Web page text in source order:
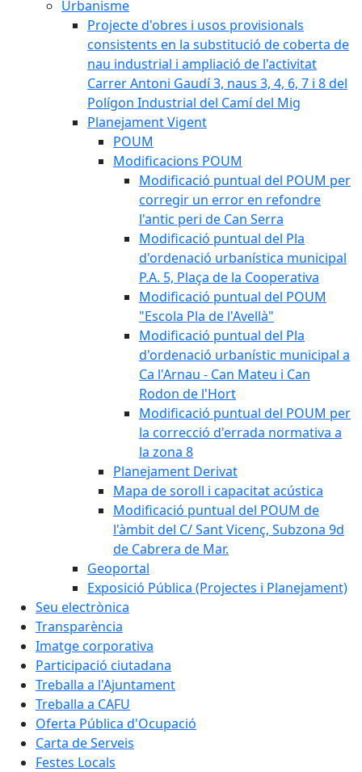
Urbanisme
Projecte d'obres i usos provisionals
consistents en la substitució de coberta de
nau industrial i ampliació de l'activitat
Carrer Antoni Gaudí 3, naus 3, 4, 6, 7 i 8 del
Polígon Industrial del Camí del Mig
Planejament Vigent
POUM
Modificacions POUM
Modificació puntual del POUM per
corregir un error en refondre
l'antic peri de Can Serra
Modificació puntual del Pla
d'ordenació urbanística municipal
P.A. 5, Plaça de la Cooperativa
Modificació puntual del POUM
"Escola Pla de l'Avellà"
Modificació puntual del Pla
d'ordenació urbanístic municipal a
Ca l'Arnau - Can Mateu i Can
Rodon de l'Hort
Modificació puntual del POUM per
la correcció d'errada normativa a
la zona 8
Planejament Derivat
Mapa de soroll i capacitat acústica
Modificació puntual del POUM de
l'àmbit del C/ Sant Vicenç, Subzona 9d
de Cabrera de Mar.
Geoportal
Exposició Pública (Projectes i Planejament)
Seu electrònica
Transparència
Imatge corporativa
Participació ciutadana
Treballa a l'Ajuntament
Treballa a CAFU
Oferta Pública d'Ocupació
Carta de Serveis
Festes Locals